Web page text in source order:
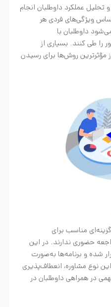
تحلیل عملکرد داوطلبان انجام
ویژگی‌های فردی هر
داوطلبان با
را طی کنند. بسیاری از
مؤثرترین روش‌ها برای رسیدن
مناسب برای
حضوری ندارند. در این
شده و برنامه‌ها به‌صورت
نوع مشاوره، انعطاف‌پذیری
در همراهی داوطلبان در